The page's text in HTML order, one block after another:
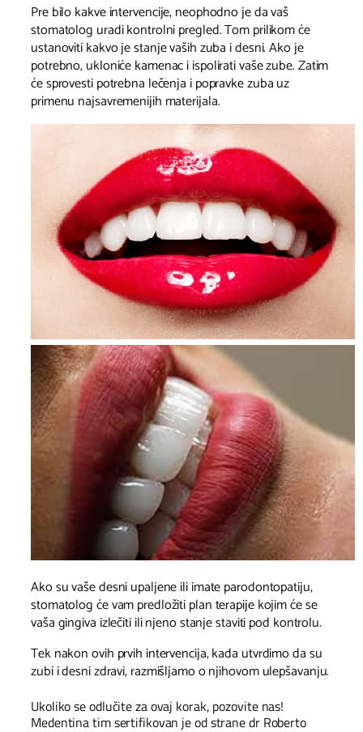
Pre bilo kakve intervencije, neophodno je da vaš
stomatolog uradi kontrolni pregled. Tom prilikom će
ustanoviti kakvo je stanje vaših zuba i desni. Ako je
potrebno, ukloniće kamenac i ispolirati vaše zube. Zatim
će sprovesti potrebna lečenja i popravke zuba uz
primenu najsavremenijih materijala.
Ako su vaše desni upaljene ili imate parodontopatiju,
stomatolog će vam predložiti plan terapije kojim će se
vaša gingiva izlečiti ili njeno stanje staviti pod kontrolu.
Tek nakon ovih prvih intervencija, kada utvrdimo da su
zubi i desni zdravi, razmišljamo o njihovom ulepšavanju.
Ukoliko se odlučite za ovaj korak, pozovite nas!
Medentina tim sertifikovan je od strane dr Roberto